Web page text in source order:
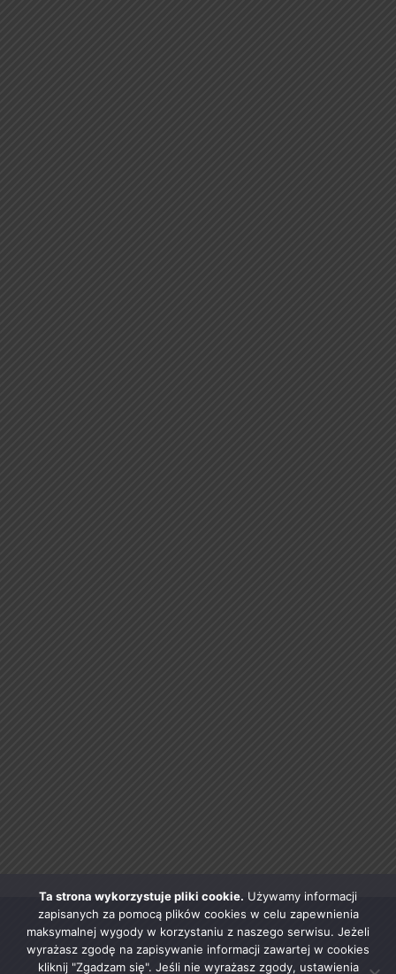
Ta strona wykorzystuje pliki cookie. Używamy informacji
zapisanych za pomocą plików cookies w celu zapewnienia
maksymalnej wygody w korzystaniu z naszego serwisu. Jeżeli
wyrażasz zgodę na zapisywanie informacji zawartej w cookies
kliknij "Zgadzam się". Jeśli nie wyrażasz zgody, ustawienia